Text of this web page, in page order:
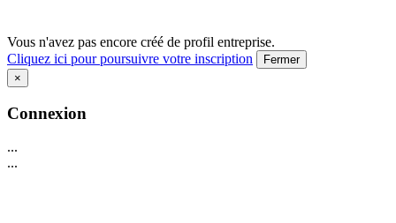
Vous n'avez pas encore créé de profil entreprise.
Cliquez ici pour poursuivre votre inscription
Fermer
×
Connexion
...
...